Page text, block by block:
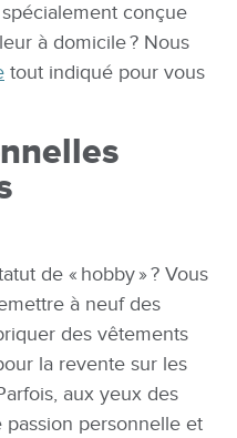
conçue
à domicile ? Nous
tout indiqué pour vous
de « hobby » ? Vous
à neuf des
des vêtements
la revente sur les
aux yeux des
passion personnelle et